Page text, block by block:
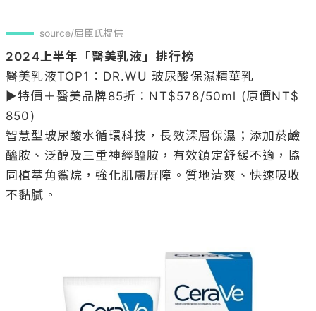
source/屈臣氏提供
2024上半年「醫美乳液」排行榜
醫美乳液TOP1：DR.WU 玻尿酸保濕精華乳
▶特價＋醫美品牌85折：NT$578/50ml (原價NT$
850)
智慧型玻尿酸水循環科技，長效深層保濕；添加菸鹼
醯胺、泛醇及三重神經醯胺，有效鎮定舒緩不適，協
同植萃角鯊烷，強化肌膚屏障。質地清爽、快速吸收
不黏膩。